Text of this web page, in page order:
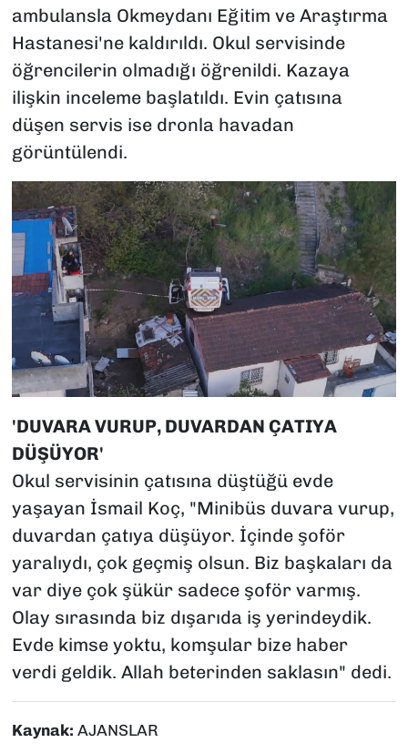
ambulansla Okmeydanı Eğitim ve Araştırma
Hastanesi'ne kaldırıldı. Okul servisinde
öğrencilerin olmadığı öğrenildi. Kazaya
ilişkin inceleme başlatıldı. Evin çatısına
düşen servis ise dronla havadan
görüntülendi.
'DUVARA VURUP, DUVARDAN ÇATIYA
DÜŞÜYOR'
Okul servisinin çatısına düştüğü evde
yaşayan İsmail Koç, "Minibüs duvara vurup,
duvardan çatıya düşüyor. İçinde şoför
yaralıydı, çok geçmiş olsun. Biz başkaları da
var diye çok şükür sadece şoför varmış.
Olay sırasında biz dışarıda iş yerindeydik.
Evde kimse yoktu, komşular bize haber
verdi geldik. Allah beterinden saklasın" dedi.
Kaynak: AJANSLAR